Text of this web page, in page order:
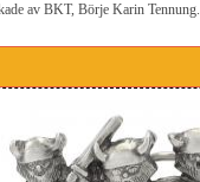
av BKT, Börje Karin Tennung.